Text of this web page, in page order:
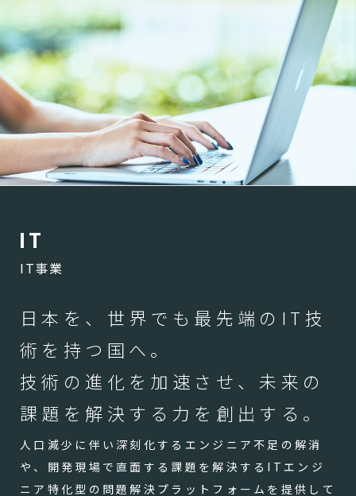
IT
IT事業
日本を、世界でも最先端のIT技
術を持つ国へ。
技術の進化を加速させ、未来の
課題を解決する力を創出する。
人口減少に伴い深刻化するエンジニア不足の解消
や、開発現場で直面する課題を解決するITエンジ
ニア特化型の問題解決プラットフォームを提供して